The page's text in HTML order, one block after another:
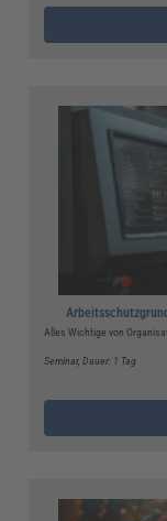
Alles Wichtige von
Seminar, Dauer: 1 Tag